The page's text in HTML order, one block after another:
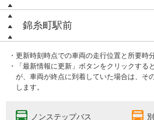
錦糸町駅前
・更新時刻時点での車両の走行位置と所要時
・「最新情報に更新」ボタンをクリックする
が、車両が終点に到着していた場合は、そ
します。
ノンステップバス